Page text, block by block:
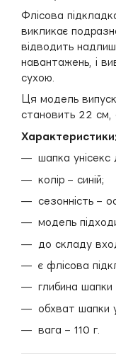
Флісова
викликає
відводить
навантажень, і
сухою.
Ця модель
становить 22 см,
Характеристики:
шапка унісекс
колір – синій;
сезонність –
модель
до складу
є флісова
глибина
обхват шапки
вага – 110 г.